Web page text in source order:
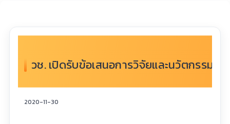
วช. เปิดรับข้อเสนอการวิจัยและนวัตกรรมเ
2020-11-30